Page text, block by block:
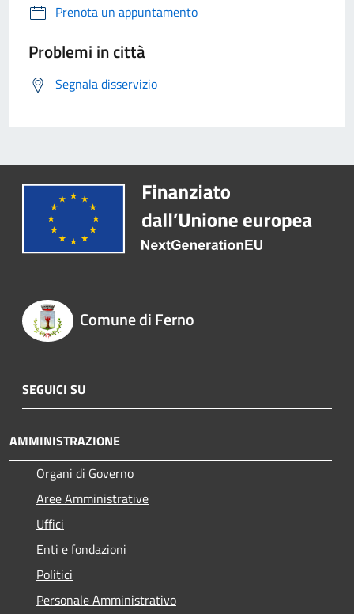
Prenota un appuntamento
Problemi in città
Segnala disservizio
Comune di Ferno
SEGUICI SU
AMMINISTRAZIONE
Organi di Governo
Aree Amministrative
Uffici
Enti e fondazioni
Politici
Personale Amministrativo